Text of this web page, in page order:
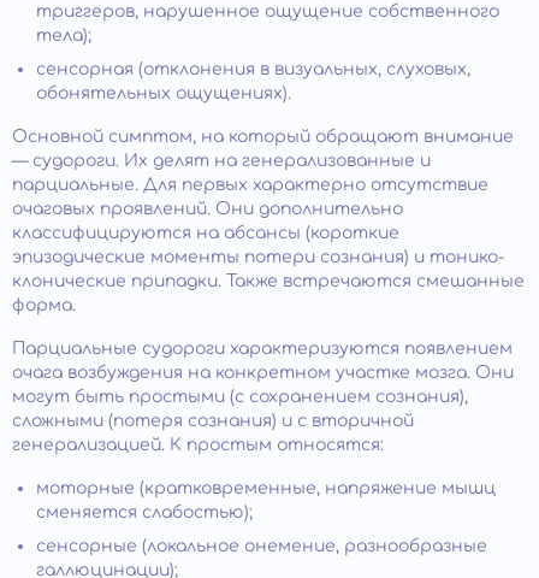
триггеров, нарушенное ощущение собственного
тела);
сенсорная (отклонения в визуальных, слуховых,
обонятельных ощущениях).
Основной симптом, на который обращают внимание
— судороги. Их делят на генерализованные и
парциальные. Для первых характерно отсутствие
очаговых проявлений. Они дополнительно
классифицируются на абсансы (короткие
эпизодические моменты потери сознания) и тонико-
клонические припадки. Также встречаются смешанные
форма.
Парциальные судороги характеризуются появлением
очага возбуждения на конкретном участке мозга. Они
могут быть простыми (с сохранением сознания),
сложными (потеря сознания) и с вторичной
генерализацией. К простым относятся:
моторные (кратковременные, напряжение мышц
сменяется слабостью);
сенсорные (локальное онемение, разнообразные
галлюцинации);